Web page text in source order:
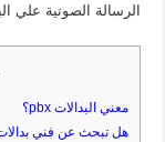
الرسالة الصوتية علي
معني البدالات pbx؟
هل تبحث عن فني